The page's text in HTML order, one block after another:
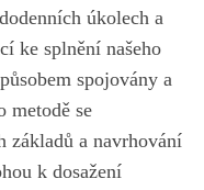
úkolech a​
ke splnění našeho
spojovány a
metodě se⁤
základů a navrhování​
k dosažení‌